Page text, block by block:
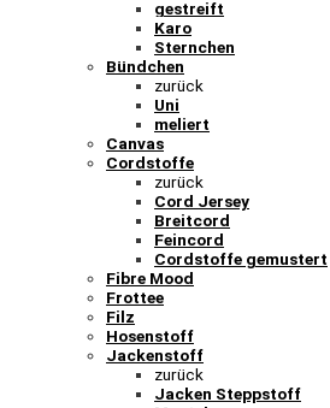
gestreift
Karo
Sternchen
Bündchen
zurück
Uni
meliert
Canvas
Cordstoffe
zurück
Cord Jersey
Breitcord
Feincord
Cordstoffe gemustert
Fibre Mood
Frottee
Filz
Hosenstoff
Jackenstoff
zurück
Jacken Steppstoff